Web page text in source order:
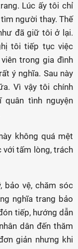
Lúc ấy tôi chỉ
người thay. Thế
đã giữ tôi ở lại.
tôi tiếp tục việc
trong gia đình
ý nghĩa. Sau này
Vì vậy tôi chính
tình nguyện
không quá mệt
với tấm lòng, trách
bảo vệ, chăm sóc
nghĩa trang bảo
tiếp, hướng dẫn
dân đến thăm
giản nhưng khi